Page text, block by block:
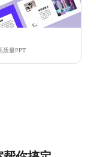
质量PPT